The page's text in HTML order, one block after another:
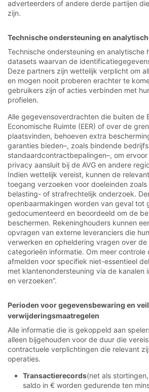
adverteerders of andere derde partijen
zijn.
Technische ondersteuning en
Technische ondersteuning en analytische
datasets waarvan de
Deze partners zijn wettelijk verplicht om
en mogen nooit proberen erachter te
gebruikers zijn of acties verbinden met
profielen.
Alle gegevensoverdrachten die buiten de
Economische Ruimte (EER) of over de
plaatsvinden, behoeven extra
garanties bieden–, zoals bindende
standaardcontractbepalingen–, om
privacy aansluit bij de AVG en andere
Indien wettelijk vereist, kunnen de
toegang verzoeken voor doeleinden
belasting- of strafrechtelijk onderzoek.
openbaarmakingen worden van geval tot
gedocumenteerd en beoordeeld om de
beschermen. Rekeninghouders kunnen
opvragen van externe leveranciers die
verwerken en opheldering vragen over
categorieën informatie. Om meer controle
afmelden voor specifiek niet-essentieel
met klantenondersteuning via de kanalen
en verzoeken”.
Perioden voor gegevensbewaring en
verwijderingsmaatregelen
Alle informatie die is gekoppeld aan
alleen bijgehouden voor de duur die
contractuele verplichtingen die relevant
operaties.
Transactierecords(net als
saldo in € worden gedurende ten